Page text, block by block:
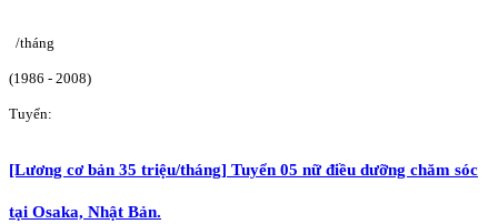
/tháng
(1986 - 2008)
Tuyển:
[Lương cơ bản 35 triệu/tháng] Tuyển 05 nữ điều dưỡng chăm sóc
tại Osaka, Nhật Bản.